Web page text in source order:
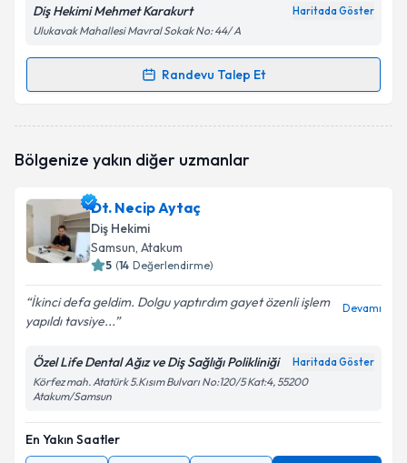
Diş Hekimi Mehmet Karakurt Haritada Göster
Ulukavak Mahallesi Mavral Sokak No: 44/ A
Randevu Talep Et
Randevu Takvimi Talebi
oluşturun. Size bu uzmandan randevu almanız için bir
E-posta Adresiniz
Kişisel verilerimin işlenmesine ilişkinAydınlatma
Metni'ni okudum ve kişisel verilerimin belirtilen
Bölgenize yakın diğer uzmanlar
Dt. Necip Aytaç
Diş Hekimi
Samsun, Atakum
5 (14 Değerlendirme)
İkinci defa geldim. Dolgu yaptırdım gayet özenli işlem
yapıldı tavsiye...
Devamı
Özel Life Dental Ağız ve Diş Sağlığı Polikliniği Haritada Göster
Körfez mah. Atatürk 5.Kısım Bulvarı No:120/5 Kat:4, 55200
Atakum/Samsun
En Yakın Saatler